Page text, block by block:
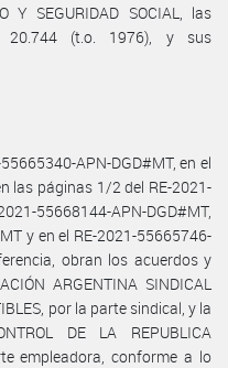
Y SEGURIDAD SOCIAL, las
20.744 (t.o. 1976), y sus
APN-DGD#MT, en el
las páginas 1/2 del RE-2021-
55668144-APN-DGD#MT,
y en el RE-2021-55665746-
obran los acuerdos y
ARGENTINA SINDICAL
por la parte sindical, y la
DE LA REPUBLICA
empleadora, conforme a lo